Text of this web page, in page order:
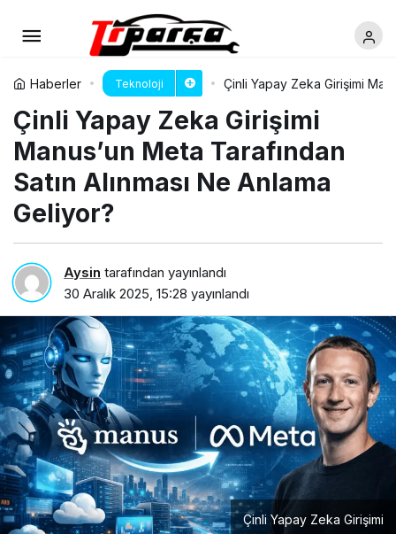
Haberler Teknoloji Çinli Yapay Zeka Girişimi
Çinli Yapay Zeka Girişimi
Manus’un Meta Tarafından
Satın Alınması Ne Anlama
Geliyor?
Aysin tarafından yayınlandı
30 Aralık 2025, 15:28 yayınlandı
Çinli Yapay Zeka Girişimi